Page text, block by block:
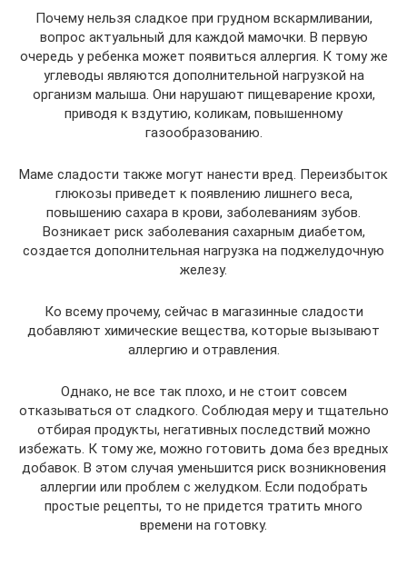
Почему нельзя сладкое при грудном вскармливании,
вопрос актуальный для каждой мамочки. В первую
очередь у ребенка может появиться аллергия. К тому же
углеводы являются дополнительной нагрузкой на
организм малыша. Они нарушают пищеварение крохи,
приводя к вздутию, коликам, повышенному
газообразованию.
Маме сладости также могут нанести вред. Переизбыток
глюкозы приведет к появлению лишнего веса,
повышению сахара в крови, заболеваниям зубов.
Возникает риск заболевания сахарным диабетом,
создается дополнительная нагрузка на поджелудочную
железу.
Ко всему прочему, сейчас в магазинные сладости
добавляют химические вещества, которые вызывают
аллергию и отравления.
Однако, не все так плохо, и не стоит совсем
отказываться от сладкого. Соблюдая меру и тщательно
отбирая продукты, негативных последствий можно
избежать. К тому же, можно готовить дома без вредных
добавок. В этом случая уменьшится риск возникновения
аллергии или проблем с желудком. Если подобрать
простые рецепты, то не придется тратить много
времени на готовку.